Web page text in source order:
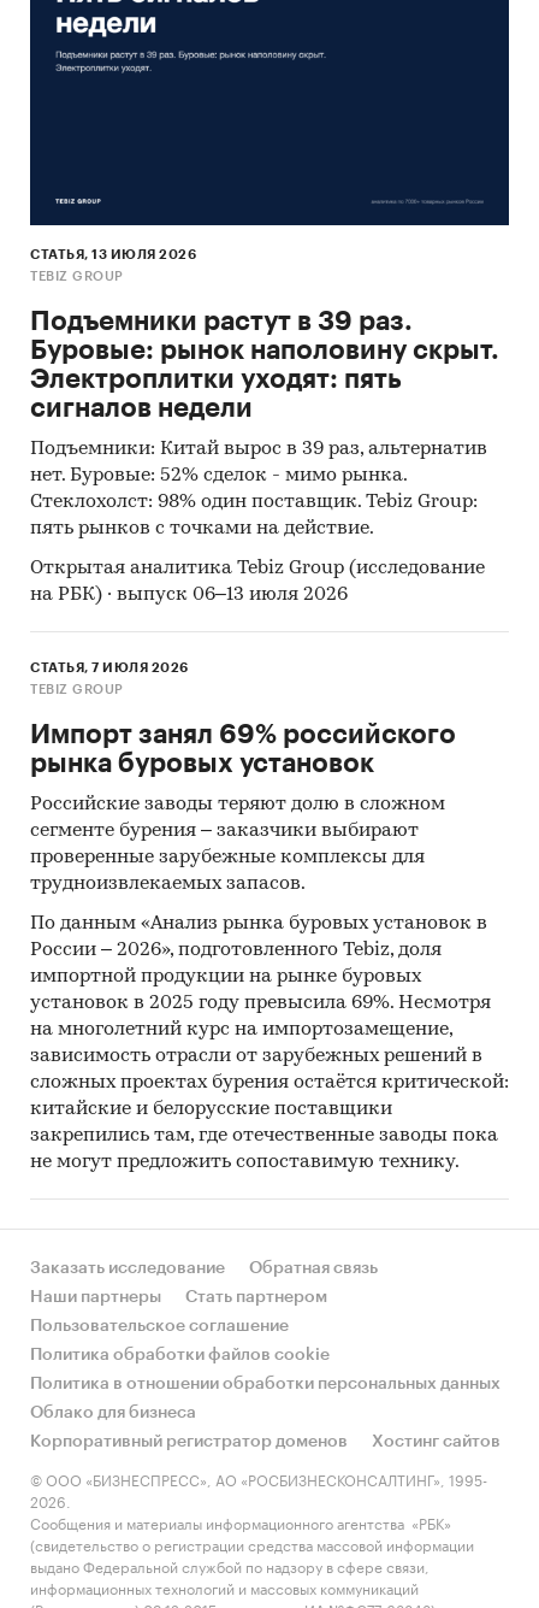
СТАТЬЯ, 13 ИЮЛЯ 2026
TEBIZ GROUP
Подъемники растут в 39 раз.
Буровые: рынок наполовину скрыт.
Электроплитки уходят: пять
сигналов недели
Подъемники: Китай вырос в 39 раз, альтернатив
нет. Буровые: 52% сделок - мимо рынка.
Стеклохолст: 98% один поставщик. Tebiz Group:
пять рынков с точками на действие.
Открытая аналитика Tebiz Group (исследование
на РБК) · выпуск 06–13 июля 2026
СТАТЬЯ, 7 ИЮЛЯ 2026
TEBIZ GROUP
Импорт занял 69% российского
рынка буровых установок
Российские заводы теряют долю в сложном
сегменте бурения – заказчики выбирают
проверенные зарубежные комплексы для
трудноизвлекаемых запасов.
По данным «Анализ рынка буровых установок в
России – 2026», подготовленного Tebiz, доля
импортной продукции на рынке буровых
установок в 2025 году превысила 69%. Несмотря
на многолетний курс на импортозамещение,
зависимость отрасли от зарубежных решений в
сложных проектах бурения остаётся критической:
китайские и белорусские поставщики
закрепились там, где отечественные заводы пока
не могут предложить сопоставимую технику.
Заказать исследование
Обратная связь
Наши партнеры
Стать партнером
Пользовательское соглашение
Политика обработки файлов cookie
Политика в отношении обработки персональных данных
Облако для бизнеса
Корпоративный регистратор доменов
Хостинг сайтов
© ООО «БИЗНЕСПРЕСС», АО «РОСБИЗНЕСКОНСАЛТИНГ», 1995-
2026.
Сообщения и материалы информационного агентства «РБК»
(свидетельство о регистрации средства массовой информации
выдано Федеральной службой по надзору в сфере связи,
информационных технологий и массовых коммуникаций